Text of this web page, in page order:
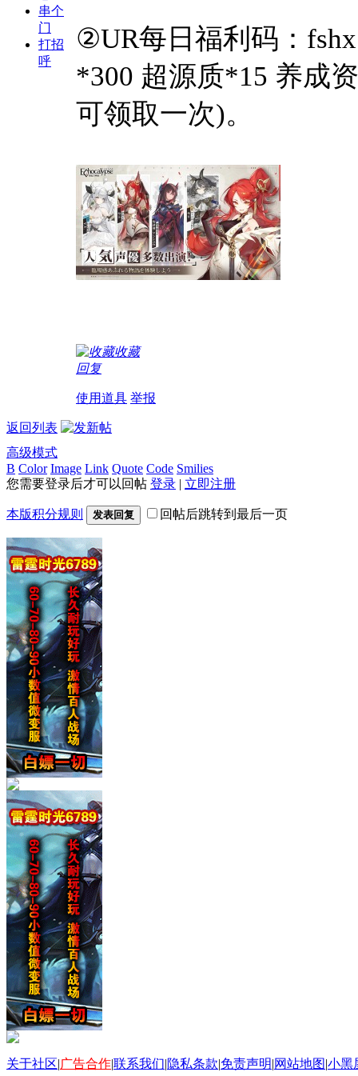
串个
门
打招
呼
②UR每日福利码：
*300 超源质*15 养成
可领取一次)。
收藏
回复
使用道具 举报
返回列表
高级模式
B Color Image Link Quote Code Smilies
您需要登录后才可以回帖 登录 | 立即注册
本版积分规则 发表回复 回帖后跳转到最后一页
关于社区|广告合作|联系我们|隐私条款|免责声明|网站地图|小黑